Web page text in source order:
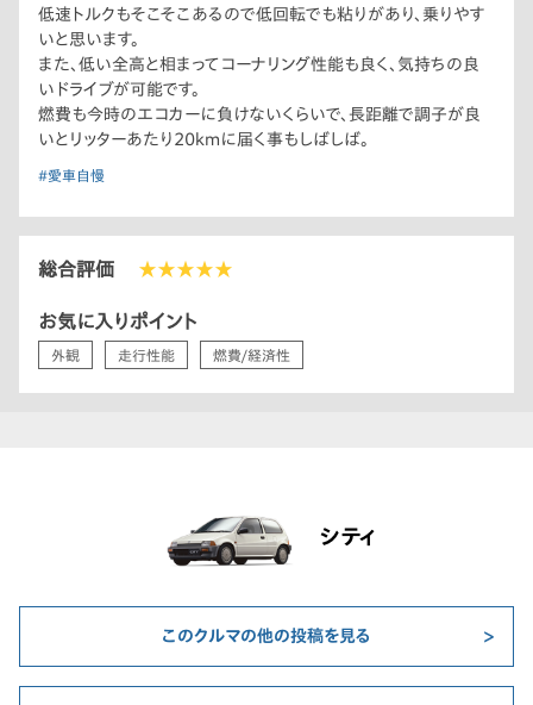
低速トルクもそこそこあるので低回転でも粘りがあり、乗りやす
いと思います。
また、低い全高と相まってコーナリング性能も良く、気持ちの良
いドライブが可能です。
燃費も今時のエコカーに負けないくらいで、長距離で調子が良
いとリッターあたり20kmに届く事もしばしば。
#愛車自慢
総合評価 ★★★★★
お気に入りポイント
外観 走行性能 燃費/経済性
シティ
このクルマの他の投稿を見る